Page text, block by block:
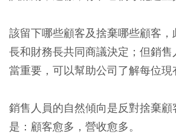
該留下哪些顧客及捨棄哪些顧客
長和財務長共同商議決定；但銷
當重要，可以幫助公司了解每位現
銷售人員的自然傾向是反對捨棄
是：顧客愈多，營收愈多。